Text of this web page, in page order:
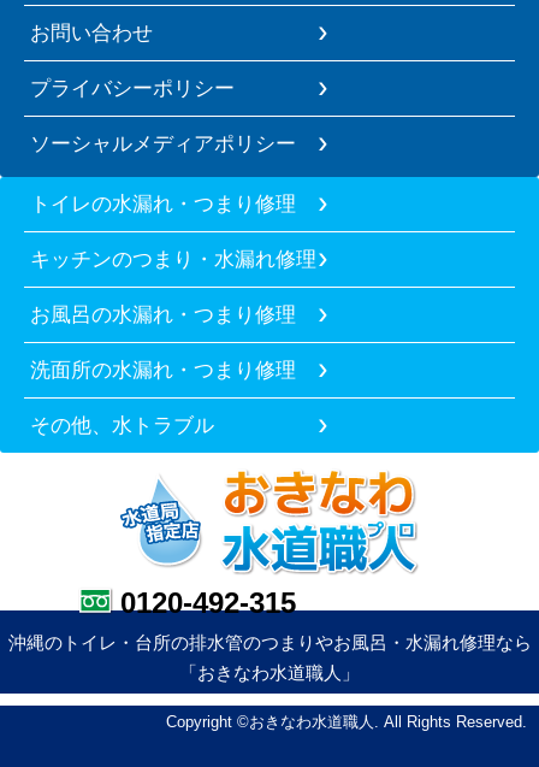
お問い合わせ
プライバシーポリシー
ソーシャルメディアポリシー
トイレの水漏れ・つまり修理
キッチンのつまり・水漏れ修理
お風呂の水漏れ・つまり修理
洗面所の水漏れ・つまり修理
その他、水トラブル
0120-492-315
沖縄のトイレ・台所の排水管のつまりやお風呂・水漏れ修理なら
「おきなわ水道職人」
Copyright ©おきなわ水道職人. All Rights Reserved.